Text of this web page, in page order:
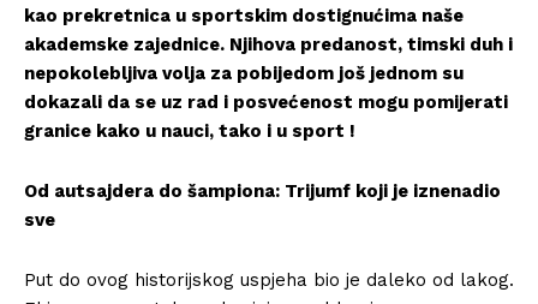
kao prekretnica u sportskim dostignućima naše
akademske zajednice. Njihova predanost, timski duh i
nepokolebljiva volja za pobijedom još jednom su
dokazali da se uz rad i posvećenost mogu pomijerati
granice kako u nauci, tako i u sport !
Od autsajdera do šampiona: Trijumf koji je iznenadio
sve
Put do ovog historijskog uspjeha bio je daleko od lakog.